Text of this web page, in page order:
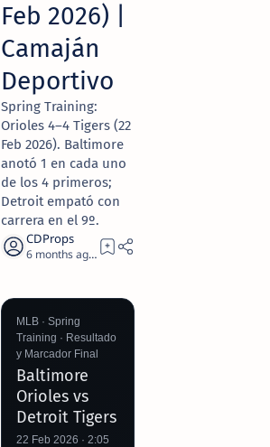
Feb 2026) |
Camaján
Deportivo
Spring Training:
Orioles 4–4 Tigers (22
Feb 2026). Baltimore
anotó 1 en cada uno
de los 4 primeros;
Detroit empató con
carrera en el 9º.
6 months ago 8
MLB · Spring
Training · Resultado
y Marcador Final
Baltimore
Orioles vs
Detroit Tigers
22 Feb 2026 · 2:05